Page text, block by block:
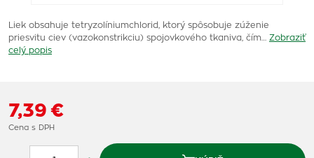
Liek obsahuje tetryzolíniumchlorid, ktorý spôsobuje zúženie
priesvitu ciev (vazokonstrikciu) spojovkového tkaniva, čím…
Zobraziť
celý popis
7,39 €
Cena s DPH